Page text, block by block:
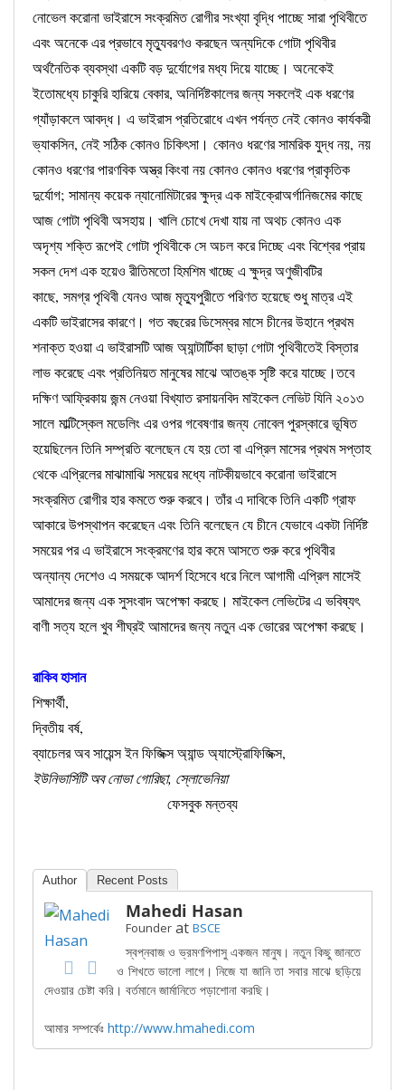
নোভেল করোনা ভাইরাসে সংক্রমিত রোগীর সংখ্যা বৃদ্ধি পাচ্ছে সারা পৃথিবীতে
এবং অনেকে এর প্রভাবে মৃত্যুবরণও করছেন অন্যদিকে গোটা পৃথিবীর
অর্থনৈতিক ব্যবস্থা একটি বড় দুর্যোগের মধ্য দিয়ে যাচ্ছে। অনেকেই
ইতোমধ্যে চাকুরি হারিয়ে বেকার, অনির্দিষ্টকালের জন্য সকলেই এক ধরণের
গ্যাঁড়াকলে আবদ্ধ। এ ভাইরাস প্রতিরোধে এখন পর্যন্ত নেই কোনও কার্যকরী
ভ্যাকসিন, নেই সঠিক কোনও চিকিৎসা। কোনও ধরণের সামরিক যুদ্ধ নয়, নয়
কোনও ধরণের পারণবিক অস্ত্র কিংবা নয় কোনও কোনও ধরণের প্রাকৃতিক
দুর্যোগ; সামান্য কয়েক ন্যানোমিটারের ক্ষুদ্র এক মাইক্রোঅর্গানিজমের কাছে
আজ গোটা পৃথিবী অসহায়। খালি চোখে দেখা যায় না অথচ কোনও এক
অদৃশ্য শক্তি রূপেই গোটা পৃথিবীকে সে অচল করে দিচ্ছে এবং বিশ্বের প্রায়
সকল দেশ এক হয়েও রীতিমতো হিমশিম খাচ্ছে এ ক্ষুদ্র অণুজীবটির
কাছে, সমগ্র পৃথিবী যেনও আজ মৃত্যুপুরীতে পরিণত হয়েছে শুধু মাত্র এই
একটি ভাইরাসের কারণে। গত বছরের ডিসেম্বর মাসে চীনের উহানে প্রথম
শনাক্ত হওয়া এ ভাইরাসটি আজ অ্যান্টার্টিকা ছাড়া গোটা পৃথিবীতেই বিস্তার
লাভ করেছে এবং প্রতিনিয়ত মানুষের মাঝে আতঙ্ক সৃষ্টি করে যাচ্ছে।তবে
দক্ষিণ আফ্রিকায় জন্ম নেওয়া বিখ্যাত রসায়নবিদ মাইকেল লেভিট যিনি ২০১৩
সালেমাল্টিস্কেল মডেলিং এর ওপর গবেষণার জন্য নোবেল পুরস্কারে ভূষিত
হয়েছিলেন তিনি সম্প্রতি বলেছেন যে হয় তো বা এপ্রিল মাসের প্রথম সপ্তাহ
থেকে এপ্রিলের মাঝামাঝি সময়ের মধ্যে নাটকীয়ভাবে করোনা ভাইরাসে
সংক্রমিত রোগীর হার কমতে শুরু করবে। তাঁর এ দাবিকে তিনি একটি গ্রাফ
আকারে উপস্থাপন করেছেন এবং তিনি বলেছেন যে চীনে যেভাবে একটা নির্দিষ্ট
সময়ের পর এ ভাইরাসে সংক্রমণের হার কমে আসতে শুরু করে পৃথিবীর
অন্যান্য দেশেও এ সময়কে আদর্শ হিসেবে ধরে নিলে আগামী এপ্রিল মাসেই
আমাদের জন্য এক সুসংবাদ অপেক্ষা করছে। মাইকেল লেভিটের এ ভবিষ্যৎ
বাণী সত্য হলে খুব শীঘ্রই আমাদের জন্য নতুন এক ভোরের অপেক্ষা করছে।
রাকিব হাসান
শিক্ষার্থী,
দ্বিতীয় বর্ষ,
ব্যাচেলর অব সায়েন্স ইন ফিজিক্স অ্যান্ড অ্যাস্ট্রোফিজিক্স,
ইউনিভার্সিটি অব নোভা গোরিছা, স্লোভেনিয়া
ফেসবুক মন্তব্য
Author Recent Posts
Mahedi Hasan
Founder at BSCE
স্বপ্নবাজ ও ভ্রমণপিপাসু একজন মানুষ। নতুন কিছু জানতে
ও শিখতে ভালো লাগে। নিজে যা জানি তা সবার মাঝে ছড়িয়ে
দেওয়ার চেষ্টা করি। বর্তমানে জার্মানিতে পড়াশোনা করছি।
আমার সম্পর্কেঃ http://www.hmahedi.com